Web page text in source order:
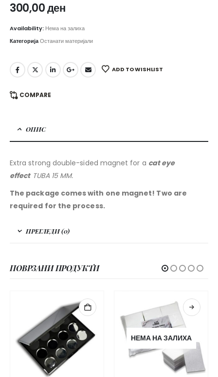
300,00ден
Availability: Нема на залиха
КатегоријаОстанати материјали
ADD TO WISHLIST
COMPARE
ОПИС
Extra strong double-sided magnet for a cat eye
effect TUBA 15 MM.
The package comes with one magnet! Two are
required for the process.
ПРЕГЛЕДИ (0)
ПОВРЗАНИ ПРОДУКТИ
НЕМА НА ЗАЛИХА